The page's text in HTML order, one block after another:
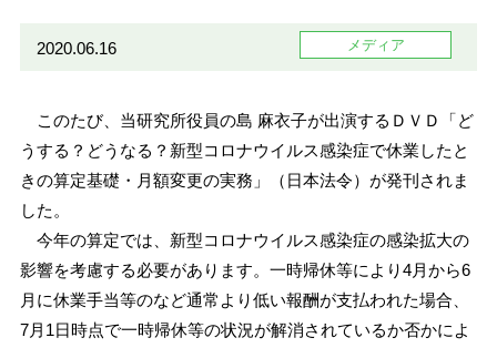
2020.06.16 メディア
このたび、当研究所役員の島 麻衣子が出演するＤＶＤ「ど
うする？どうなる？新型コロナウイルス感染症で休業したと
きの算定基礎・月額変更の実務」（日本法令）が発刊されま
した。
今年の算定では、新型コロナウイルス感染症の感染拡大の
影響を考慮する必要があります。一時帰休等により4月から6
月に休業手当等のなど通常より低い報酬が支払われた場合、
7月1日時点で一時帰休等の状況が解消されているか否かによ